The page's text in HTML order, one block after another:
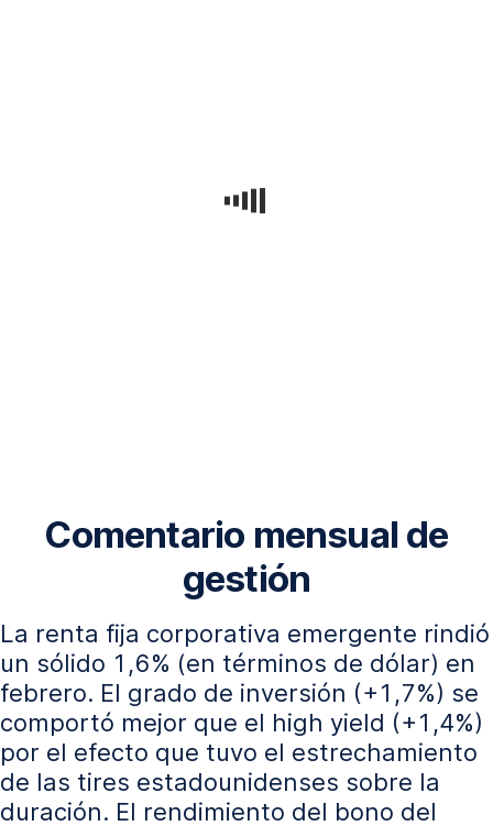
Comentario mensual de
gestión
La renta fija corporativa emergente rindió
un sólido 1,6% (en términos de dólar) en
febrero. El grado de inversión (+1,7%) se
comportó mejor que el high yield (+1,4%)
por el efecto que tuvo el estrechamiento
de las tires estadounidenses sobre la
duración. El rendimiento del bono del